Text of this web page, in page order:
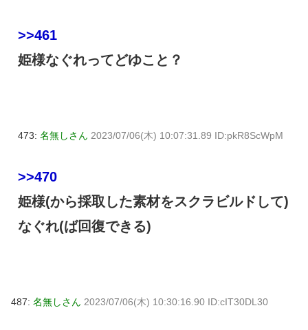
>>461
姫様なぐれってどゆこと？
473: 名無しさん 2023/07/06(木) 10:07:31.89 ID:pkR8ScWpM
>>470
姫様(から採取した素材をスクラビルドして)
なぐれ(ば回復できる)
487: 名無しさん 2023/07/06(木) 10:30:16.90 ID:cIT30DL30